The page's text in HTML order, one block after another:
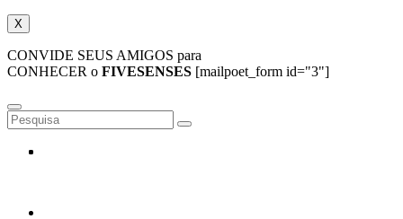
X
CONVIDE SEUS AMIGOS para
CONHECER o FIVESENSES [mailpoet_form id="3"]